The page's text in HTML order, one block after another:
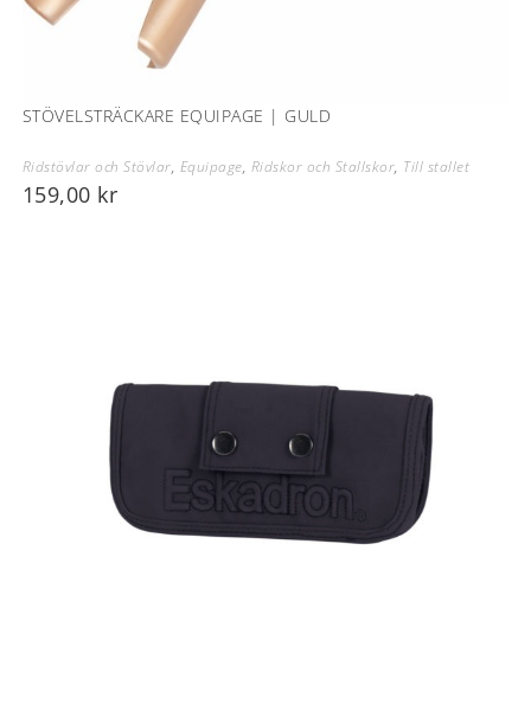
STÖVELSTRÄCKARE EQUIPAGE | GULD
Ridstövlar och Stövlar, Equipage, Ridskor och Stallskor, Till stallet
159,00 kr